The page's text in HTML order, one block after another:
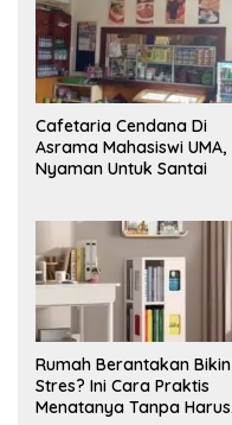
Cafetaria Cendana Di
Asrama Mahasiswi UMA,
Nyaman Untuk Santai
Rumah Berantakan Bikin
Stres? Ini Cara Praktis
Menatanya Tanpa Harus